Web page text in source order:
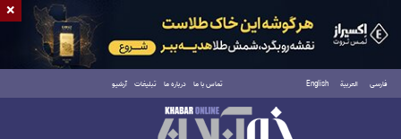
فارسی العربية English تماس با ما درباره ما تبلیغات آرشیو
دوشنبه ۱۹ مرداد ۱۴۰۵
×